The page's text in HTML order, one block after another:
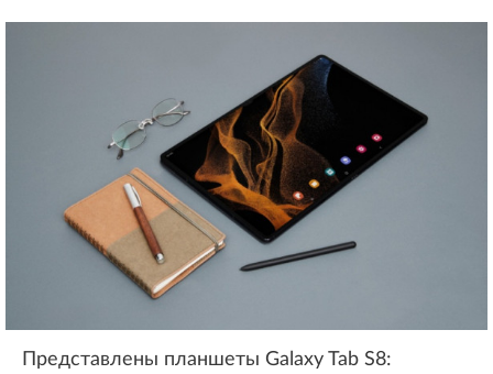
Представлены планшеты Galaxy Tab S8: